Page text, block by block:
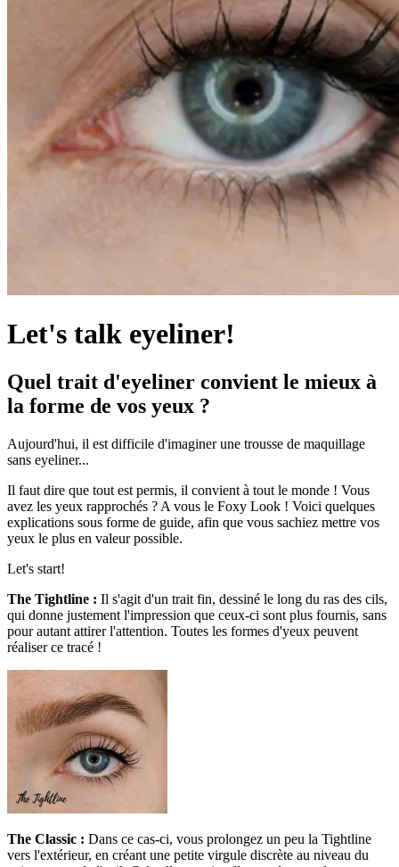
Let's talk eyeliner!
Quel trait d'eyeliner convient le mieux à
la forme de vos yeux ?
Aujourd'hui, il est difficile d'imaginer une trousse de maquillage
sans eyeliner...
Il faut dire que tout est permis, il convient à tout le monde ! Vous
avez les yeux rapprochés ? A vous le Foxy Look ! Voici quelques
explications sous forme de guide, afin que vous sachiez mettre vos
yeux le plus en valeur possible.
Let's start!
The Tightline : Il s'agit d'un trait fin, dessiné le long du ras des cils,
qui donne justement l'impression que ceux-ci sont plus fournis, sans
pour autant attirer l'attention. Toutes les formes d'yeux peuvent
réaliser ce tracé !
The Classic : Dans ce cas-ci, vous prolongez un peu la Tightline
vers l'extérieur, en créant une petite virgule discrète au niveau du